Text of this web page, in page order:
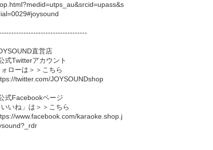
直営店
式Twitterアカウント
ォローは＞＞こちら
twitter.com/JOYSOUNDshop
式Facebookページ
いいね」は＞＞こちら
www.facebook.com/karaoke.shop.j